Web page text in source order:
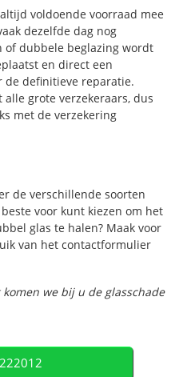
voldoende voorraad mee
dezelfde dag nog
of dubbele beglazing wordt
en direct een
de definitieve reparatie.
grote verzekeraars, dus
met de verzekering
de verschillende soorten
voor kunt kiezen om het
glas te halen? Maak voor
van het contactformulier
we bij u de glasschade